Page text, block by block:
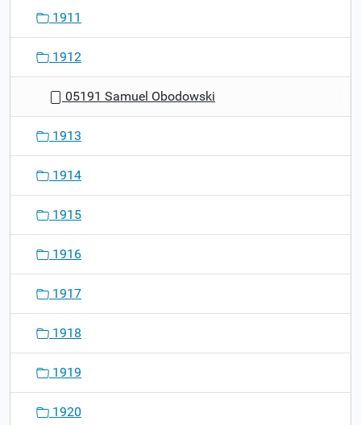
1911
1912
05191 Samuel Obodowski
1913
1914
1915
1916
1917
1918
1919
1920